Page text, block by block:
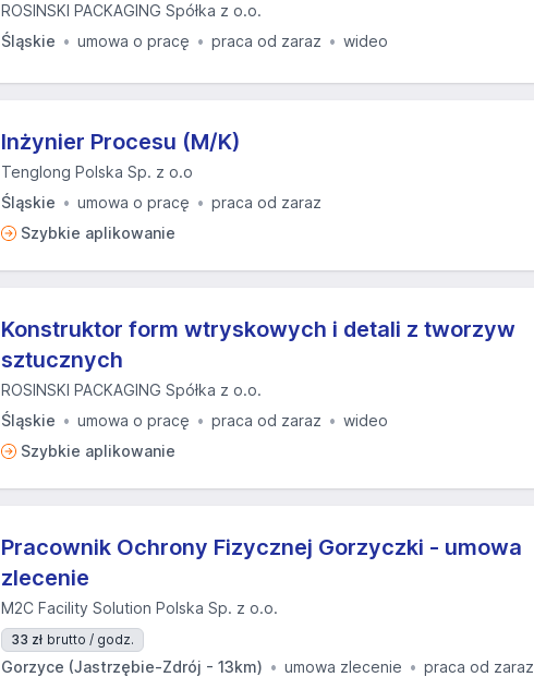
ROSINSKI PACKAGING Spółka z o.o.
Śląskie
umowa o pracę praca od zaraz wideo
Inżynier Procesu (M/K)
Tenglong Polska Sp. z o.o
Śląskie
umowa o pracę
praca od zaraz
Szybkie aplikowanie
Konstruktor form wtryskowych i detali z tworzyw
sztucznych
ROSINSKI PACKAGING Spółka z o.o.
Śląskie
umowa o pracę praca od zaraz
wideo
Szybkie aplikowanie
Pracownik Ochrony Fizycznej Gorzyczki - umowa
zlecenie
M2C Facility Solution Polska Sp. z o.o.
33 zł brutto / godz.
Gorzyce (Jastrzębie-Zdrój - 13km) umowa zlecenie
praca od zaraz